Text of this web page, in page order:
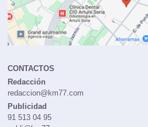
CONTACTOS
Redacción
redaccion@km77.com
Publicidad
91 513 04 95